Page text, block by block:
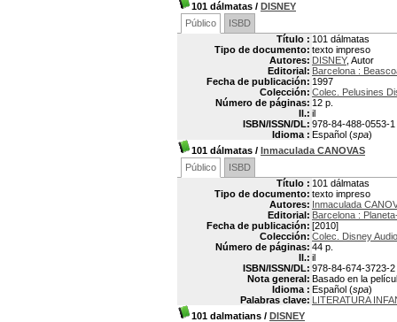
101 dálmatas / DISNEY
Público
ISBD
Título : 101 dálmatas
Tipo de documento: texto impreso
Autores: DISNEY, Autor
Editorial: Barcelona :
Fecha de publicación: 1997
Colección: Colec. Pelusines
Número de páginas: 12 p.
Il.: il
ISBN/ISSN/DL: 978-84-488-0553-1
Idioma : Español (spa)
101 dálmatas / Inmaculada CANOVAS
Público
ISBD
Título : 101 dálmatas
Tipo de documento: texto impreso
Autores: Inmaculada
Editorial: Barcelona :
Fecha de publicación: [2010]
Colección: Colec. Disney
Número de páginas: 44 p.
Il.: il
ISBN/ISSN/DL: 978-84-674-3723-2
Nota general: Basado en la
Idioma : Español (spa)
Palabras clave: LITERATURA
101 dalmatians / DISNEY